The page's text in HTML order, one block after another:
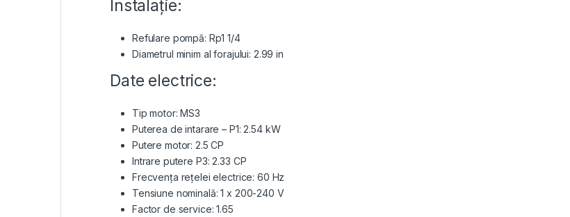
Instalaţie:
Refulare pompă: Rp1 1/4
Diametrul minim al forajului: 2.99 in
Date electrice:
Tip motor: MS3
Puterea de intarare – P1: 2.54 kW
Putere motor: 2.5 CP
Intrare putere P3: 2.33 CP
Frecvenţa reţelei electrice: 60 Hz
Tensiune nominală: 1 x 200-240 V
Factor de service: 1.65